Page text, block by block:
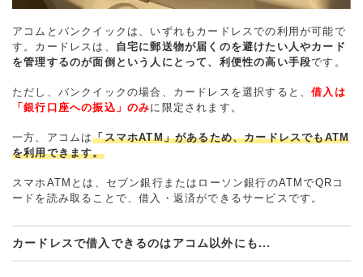
アコムとバンクイックは、いずれもカードレスでの利用が可能で
す。カードレスは、 自宅に郵送物が届くのを避けたい人やカード
を管理するのが面倒という人にとって、利便性の高い手段です。
ただし、バンクイックの場合、カードレスを選択すると、借入は
「銀行口座への振込」のみに限定されます。
一方、アコムは「スマホATM」があるため、カードレスでもATM
を利用できます。
スマホATMとは、セブン銀行またはローソン銀行のATMでQRコ
ードを読み取ることで、借入・返済ができるサービスです。
カードレスで借入できるのはアコム以外にも...